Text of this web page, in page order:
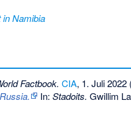
Namibia
Factbook. CIA, 1. Juli 2022
In: Stadoits. Gwillim